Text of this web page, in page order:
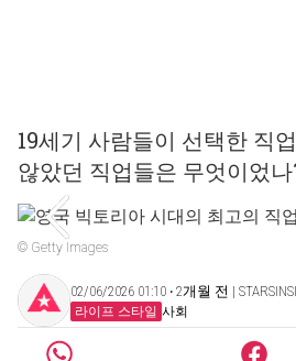
19세기 사람들이 선택한 직
않았던 직업들은 무엇이었나
© Getty Images
02/06/2026 01:10 ‧ 2개월 전 |
라이프 스타일 사회